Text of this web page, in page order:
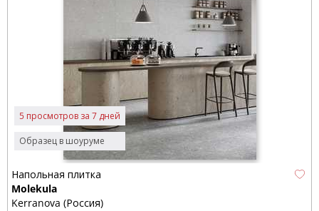
Образец в шоуруме
5 просмотров за 7 дней
Напольная плитка
Molekula
Kerranova (Россия)